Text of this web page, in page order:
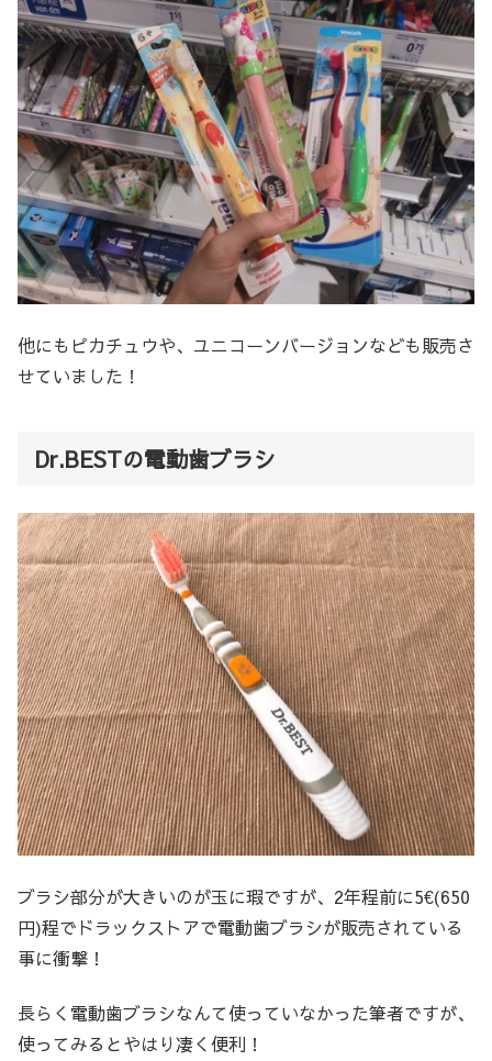
他にもピカチュウや、ユニコーンバージョンなども販売さ
せていました！
Dr.BESTの電動歯ブラシ
ブラシ部分が大きいのが玉に瑕ですが、2年程前に5€(650
円)程でドラックストアで電動歯ブラシが販売されている
事に衝撃！
長らく電動歯ブラシなんて使っていなかった筆者ですが、
使ってみるとやはり凄く便利！